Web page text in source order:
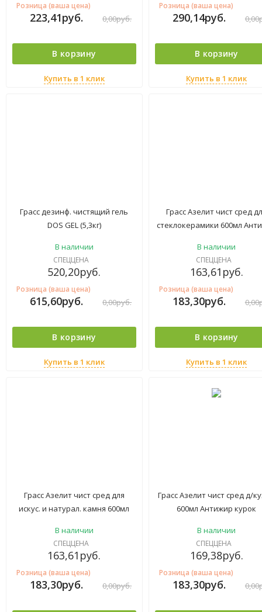
Розница (ваша цена)
223,41руб. 0,00руб.
В корзину
Купить в 1 клик
Розница (ваша цена)
290,14руб. 0,00
В корзину
Купить в 1 клик
Грасс дезинф. чистящий гель
DOS GEL (5,3кг)
В наличии
СПЕЦЦЕНА
520,20руб.
Розница (ваша цена)
615,60руб. 0,00руб.
В корзину
Купить в 1 клик
Грасс Азелит чист сред
стеклокерамики 600мл
В наличии
СПЕЦЦЕНА
163,61 руб.
Розница (ваша цена)
183,30руб. 0,00
В корзину
Купить в 1 клик
Грасс Азелит чист сред для
искус. и натурал. камня 600мл
В наличии
СПЕЦЦЕНА
163,61 руб.
Розница (ваша цена)
183,30руб. 0,00руб.
Грасс Азелит чист сред д/
600мл Антижир курок
В наличии
СПЕЦЦЕНА
169,38руб.
Розница (ваша цена)
183,30руб. 0,00